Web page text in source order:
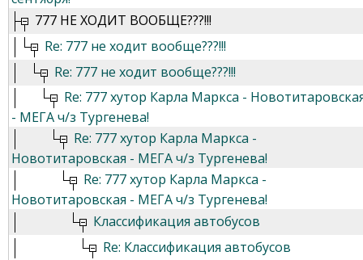
777 НЕ ХОДИТ ВООБЩЕ???!!!
Re: 777 не ходит вообще???!!!
Re: 777 не ходит вообще???!!!
Re: 777 хутор Карла Маркса -
- МЕГА ч/з Тургенева!
Re: 777 хутор Карла Маркса -
Новотитаровская - МЕГА ч/з Тургенева!
Re: 777 хутор Карла Маркса -
Новотитаровская - МЕГА ч/з Тургенева!
Классификация автобусов
Re: Классификация автобусов